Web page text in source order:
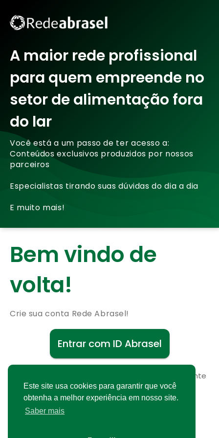
Este site usa cookies para garantir que você
obtenha a melhor experiência em nosso site.
Saber mais
A maior rede profissional
para quem empreende no
setor de alimentação fora
do lar
Você está a um passo de ter acesso a:
Conteúdos exclusivos produzidos por nossos
parceiros
Especialistas tirando suas dúvidas do dia a dia
E muito mais!
Bem vindo de
volta!
Crie sua conta Rede Abrasel!
Entrar com ID Abrasel
Cadastre-se gratuitamente